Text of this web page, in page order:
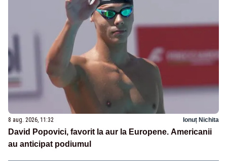
8 aug. 2026, 11:32 Ionuț Nichita
David Popovici, favorit la aur la Europene. Americanii
au anticipat podiumul